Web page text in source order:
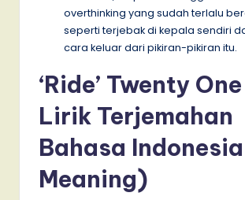
overthinking yang sudah terlalu
seperti terjebak di kepala sendiri
cara keluar dari pikiran-pikiran itu.
‘Ride’ Twenty
Lirik Terjemahan
Bahasa
Meaning)